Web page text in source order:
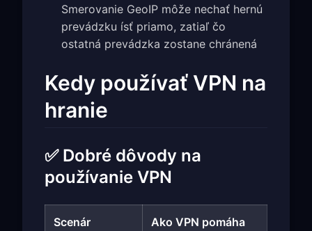
Smerovanie GeoIP môže nechať hernú
prevádzku ísť priamo, zatiaľ čo
ostatná prevádzka zostane chránená
Kedy používať VPN na
hranie
✅ Dobré dôvody na
používanie VPN
Scenár Ako VPN pomáha